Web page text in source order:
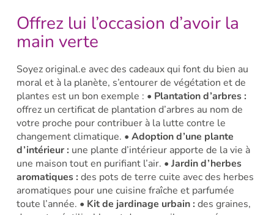
Offrez lui l’occasion d’avoir la
main verte
Soyez original.e avec des cadeaux qui font du bien au
moral et à la planète, s’entourer de végétation et de
plantes est un bon exemple : • Plantation d’arbres :
offrez un certificat de plantation d’arbres au nom de
votre proche pour contribuer à la lutte contre le
changement climatique. • Adoption d’une plante
d’intérieur : une plante d’intérieur apporte de la vie à
une maison tout en purifiant l’air. • Jardin d’herbes
aromatiques : des pots de terre cuite avec des herbes
aromatiques pour une cuisine fraîche et parfumée
toute l’année. • Kit de jardinage urbain : des graines,